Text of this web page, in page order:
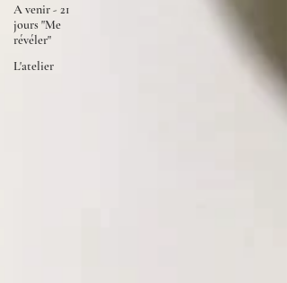
A venir - 21
jours "Me
révéler"
L'atelier